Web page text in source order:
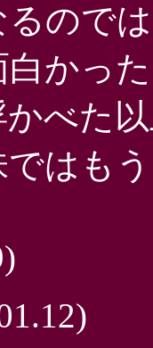
ので
白かっ
べた
ではも